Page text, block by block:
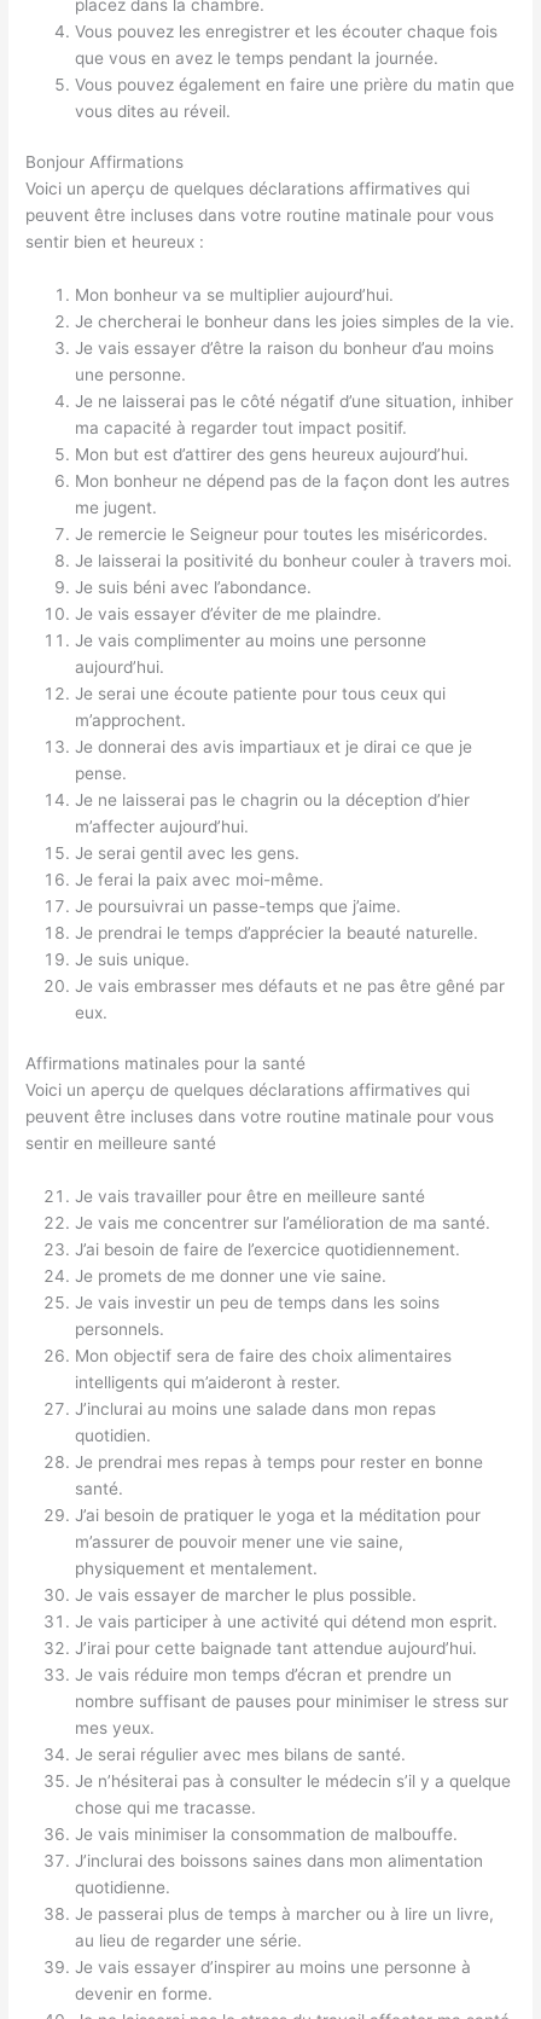
placez dans la chambre.
Vous pouvez les enregistrer et les écouter chaque fois
que vous en avez le temps pendant la journée.
Vous pouvez également en faire une prière du matin que
vous dites au réveil.
Bonjour Affirmations
Voici un aperçu de quelques déclarations affirmatives qui
peuvent être incluses dans votre routine matinale pour vous
sentir bien et heureux :
Mon bonheur va se multiplier aujourd’hui.
Je chercherai le bonheur dans les joies simples de la vie.
Je vais essayer d’être la raison du bonheur d’au moins
une personne.
Je ne laisserai pas le côté négatif d’une situation, inhiber
ma capacité à regarder tout impact positif.
Mon but est d’attirer des gens heureux aujourd’hui.
Mon bonheur ne dépend pas de la façon dont les autres
me jugent.
Je remercie le Seigneur pour toutes les miséricordes.
Je laisserai la positivité du bonheur couler à travers moi.
Je suis béni avec l’abondance.
Je vais essayer d’éviter de me plaindre.
Je vais complimenter au moins une personne
aujourd’hui.
Je serai une écoute patiente pour tous ceux qui
m’approchent.
Je donnerai des avis impartiaux et je dirai ce que je
pense.
Je ne laisserai pas le chagrin ou la déception d’hier
m’affecter aujourd’hui.
Je serai gentil avec les gens.
Je ferai la paix avec moi-même.
Je poursuivrai un passe-temps que j’aime.
Je prendrai le temps d’apprécier la beauté naturelle.
Je suis unique.
Je vais embrasser mes défauts et ne pas être gêné par
eux.
Affirmations matinales pour la santé
Voici un aperçu de quelques déclarations affirmatives qui
peuvent être incluses dans votre routine matinale pour vous
sentir en meilleure santé
Je vais travailler pour être en meilleure santé
Je vais me concentrer sur l’amélioration de ma santé.
J’ai besoin de faire de l’exercice quotidiennement.
Je promets de me donner une vie saine.
Je vais investir un peu de temps dans les soins
personnels.
Mon objectif sera de faire des choix alimentaires
intelligents qui m’aideront à rester.
J’inclurai au moins une salade dans mon repas
quotidien.
Je prendrai mes repas à temps pour rester en bonne
santé.
J’ai besoin de pratiquer le yoga et la méditation pour
m’assurer de pouvoir mener une vie saine,
physiquement et mentalement.
Je vais essayer de marcher le plus possible.
Je vais participer à une activité qui détend mon esprit.
J’irai pour cette baignade tant attendue aujourd’hui.
Je vais réduire mon temps d’écran et prendre un
nombre suffisant de pauses pour minimiser le stress sur
mes yeux.
Je serai régulier avec mes bilans de santé.
Je n’hésiterai pas à consulter le médecin s’il y a quelque
chose qui me tracasse.
Je vais minimiser la consommation de malbouffe.
J’inclurai des boissons saines dans mon alimentation
quotidienne.
Je passerai plus de temps à marcher ou à lire un livre,
au lieu de regarder une série.
Je vais essayer d’inspirer au moins une personne à
devenir en forme.